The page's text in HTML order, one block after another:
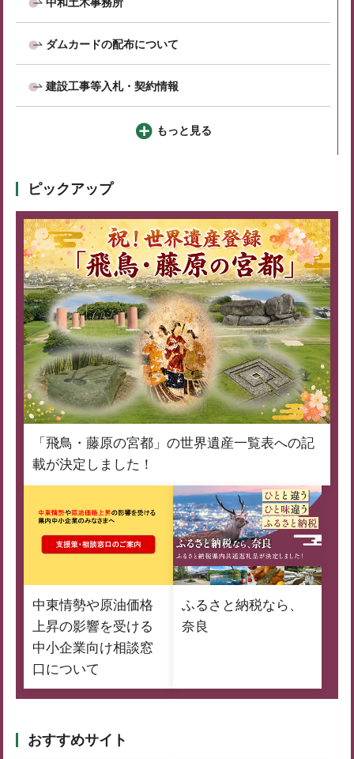
ダムカードの配布について
建設工事等入札・契約情報
もっと見る
ピックアップ
「飛鳥・藤原の宮都」の世界遺産一覧表への記
載が決定しました！
中東情勢や原油価格
上昇の影響を受ける
中小企業向け相談窓
口について
ふるさと納税なら、
奈良
おすすめサイト